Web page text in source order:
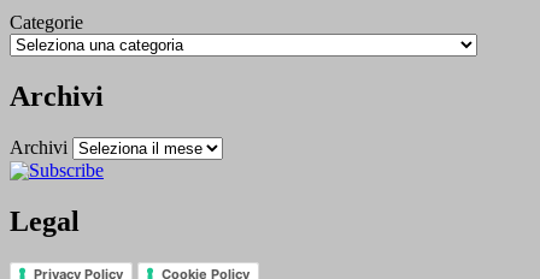
Categorie
Archivi
Archivi
Legal
Privacy Policy Cookie Policy